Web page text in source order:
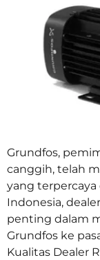
Grundfos,
canggih, telah
yang terpercaya
Indonesia,
penting dalam
Grundfos ke
Kualitas Dealer